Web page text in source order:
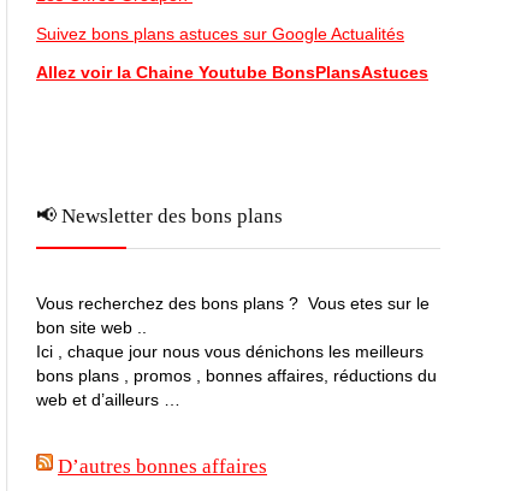
Suivez bons plans astuces sur Google Actualités
Allez voir la Chaine Youtube BonsPlansAstuces
📢 Newsletter des bons plans
Vous recherchez des bons plans ? Vous etes sur le
bon site web ..
Ici , chaque jour nous vous dénichons les meilleurs
bons plans , promos , bonnes affaires, réductions du
web et d’ailleurs …
D’autres bonnes affaires